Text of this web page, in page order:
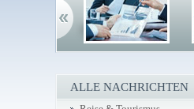
ALLE NACHRICHTEN